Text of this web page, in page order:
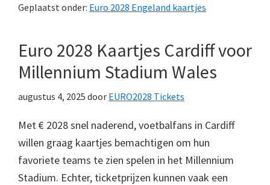
Geplaatst onder: Euro 2028 Engeland kaartjes
Euro 2028 Kaartjes Cardiff voor
Millennium Stadium Wales
augustus 4, 2025 door EURO2028 Tickets
Met € 2028 snel naderend, voetbalfans in Cardiff
willen graag kaartjes bemachtigen om hun
favoriete teams te zien spelen in het Millennium
Stadium. Echter, ticketprijzen kunnen vaak een